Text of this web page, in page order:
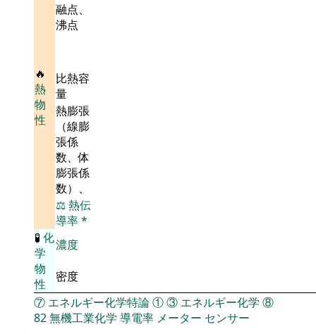
🔥
熱
物
性
融点、
沸点
比熱容
量
熱膨張
（線膨
張係
数、体
膨張係
数）、
⚖️熱伝
導率*
🧪 化
学
物
性
濃度
密度
⑦ エネルギー化学特論①③ エネルギー化学 ⑧
82無機工業化学 導電率 メーター センサー